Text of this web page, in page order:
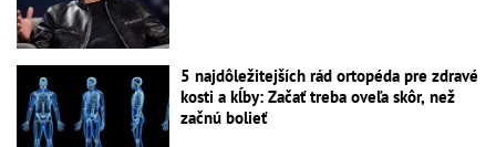
5 najdôležitejších rád ortopéda pre zdravé
kosti a kĺby: Začať treba oveľa skôr, než
začnú bolieť